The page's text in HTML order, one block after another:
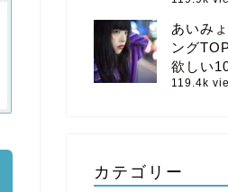
あいみ
ング
欲しい
119.4k
カテゴリー